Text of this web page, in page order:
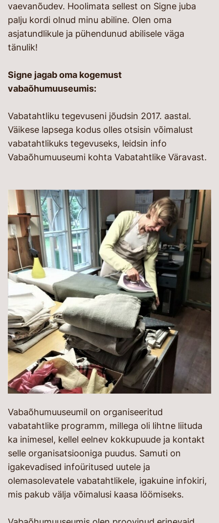
vaevanõudev. Hoolimata sellest on Signe juba
palju kordi olnud minu abiline. Olen oma
asjatundlikule ja pühendunud abilisele väga
tänulik!
Signe jagab oma kogemust
vabaõhumuuseumis:
Vabatahtliku tegevuseni jõudsin 2017. aastal.
Väikese lapsega kodus olles otsisin võimalust
vabatahtlikuks tegevuseks, leidsin info
Vabaõhumuuseumi kohta Vabatahtlike Väravast.
Vabaõhumuuseumil on organiseeritud
vabatahtlike programm, millega oli lihtne liituda
ka inimesel, kellel eelnev kokkupuude ja kontakt
selle organisatsiooniga puudus. Samuti on
igakevadised infoüritused uutele ja
olemasolevatele vabatahtlikele, igakuine infokiri,
mis pakub välja võimalusi kaasa löömiseks.